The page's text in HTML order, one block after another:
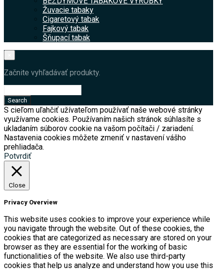
Žuvacie tabaky
Cigaretový tabak
Fajkový tabak
Šňupací tabak
Začnite vyhľadávať produkty.
S cieľom uľahčiť užívateľom používať naše webové stránky
využívame cookies. Používaním našich stránok súhlasíte s
ukladaním súborov cookie na vašom počítači / zariadení.
Nastavenia cookies môžete zmeniť v nastavení vášho
prehliadača.
Potvrdiť
Close
Privacy Overview
This website uses cookies to improve your experience while
you navigate through the website. Out of these cookies, the
cookies that are categorized as necessary are stored on your
browser as they are essential for the working of basic
functionalities of the website. We also use third-party
cookies that help us analyze and understand how you use this